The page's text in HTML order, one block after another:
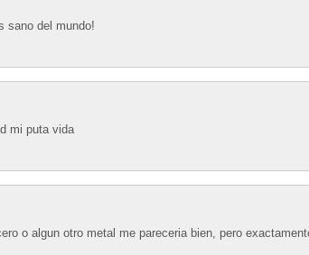
sano del mundo!
mi puta vida
o algun otro metal me pareceria bien, pero